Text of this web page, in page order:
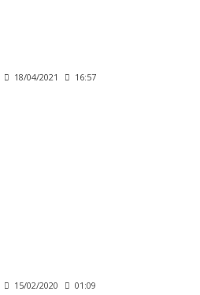
18/04/2021 16:57
15/02/2020 01:09